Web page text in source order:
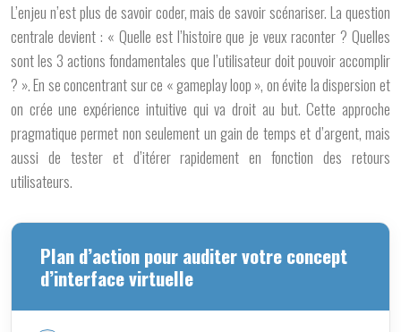
L’enjeu n’est plus de savoir coder, mais de savoir scénariser. La question
centrale devient : « Quelle est l’histoire que je veux raconter ? Quelles
sont les 3 actions fondamentales que l’utilisateur doit pouvoir accomplir
? ». En se concentrant sur ce « gameplay loop », on évite la dispersion et
on crée une expérience intuitive qui va droit au but. Cette approche
pragmatique permet non seulement un gain de temps et d’argent, mais
aussi de tester et d’itérer rapidement en fonction des retours
utilisateurs.
Plan d’action pour auditer votre concept
d’interface virtuelle